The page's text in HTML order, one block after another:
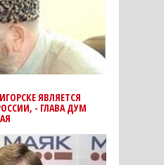
ЯВЛЯЕТСЯ
- ГЛАВА ДУМ